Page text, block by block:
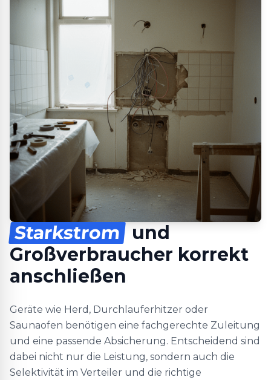
Starkstrom
und
Großverbraucher korrekt
anschließen
Geräte wie Herd, Durchlauferhitzer oder
Saunaofen benötigen eine fachgerechte Zuleitung
und eine passende Absicherung. Entscheidend sind
dabei nicht nur die Leistung, sondern auch die
Selektivität im Verteiler und die richtige